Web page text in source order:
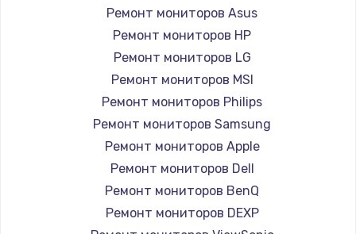
Ремонт мониторов Asus
Ремонт мониторов HP
Ремонт мониторов LG
Ремонт мониторов MSI
Ремонт мониторов Philips
Ремонт мониторов Samsung
Ремонт мониторов Apple
Ремонт мониторов Dell
Ремонт мониторов BenQ
Ремонт мониторов DEXP